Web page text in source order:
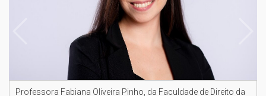
Professora Fabiana Oliveira Pinho, da Faculdade de Direito da